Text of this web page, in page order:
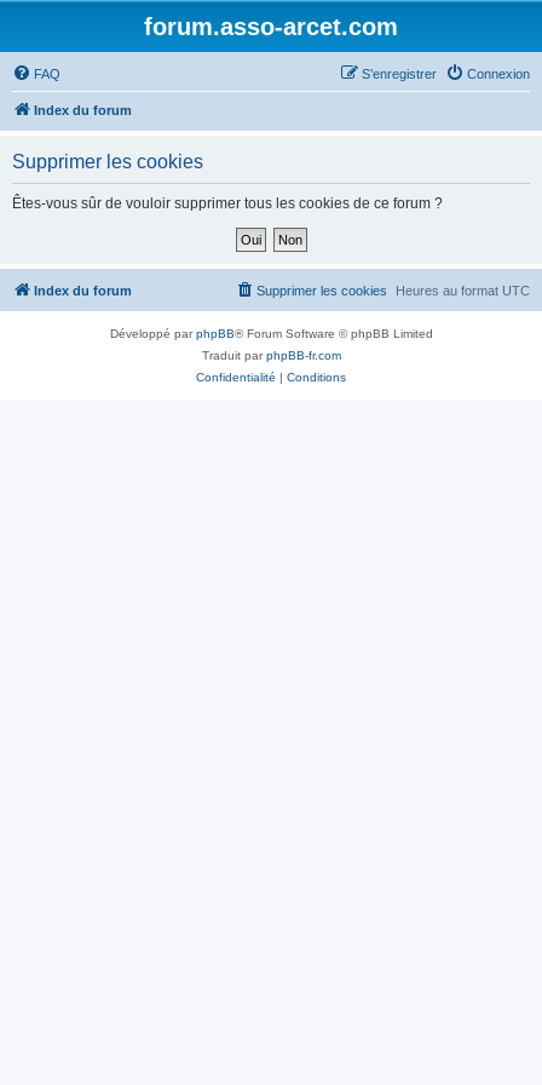
forum.asso-arcet.com
FAQ Connexion
S’enregistrer
Index du forum
Supprimer les cookies
Êtes-vous sûr de vouloir supprimer tous les cookies de ce forum ?
Index du forum Heures au format UTC
Supprimer les cookies
Développé parphpBB® Forum Software © phpBB Limited
Traduit parphpBB-fr.com
Confidentialité | Conditions